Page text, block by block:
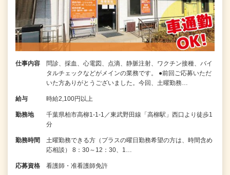
仕事内容
問診、採血、心電図、点滴、静脈注射、ワクチン接種、バイ
タルチェックなどがメインの業務です。 ●前回ご応募いただ
いた方ありがとうございました。今回、土曜勤務…
給与 時給2,100円以上
勤務地
千葉県柏市高柳1-1-1／東武野田線「高柳駅」西口より徒歩1
分
勤務時間
土曜勤務できる方（プラスの曜日勤務希望の方は、時間含め
応相談） 8：30～12：30、1…
応募資格 看護師・准看護師免許